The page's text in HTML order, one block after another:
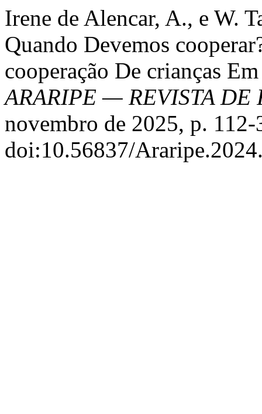
Irene de Alencar, A., e W.
Quando Devemos
cooperação De crianças
ARARIPE — REVISTA
novembro de 2025, p. 112-
doi:10.56837/